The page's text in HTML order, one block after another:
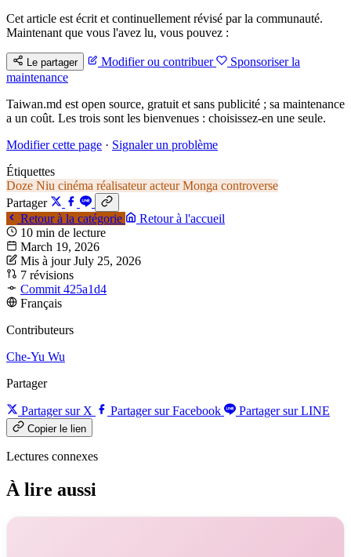
Cet article est écrit et continuellement révisé par la communauté.
Maintenant que vous l'avez lu, vous pouvez :
Le partager Modifier ou contribuer
Sponsoriser la
maintenance
Taiwan.md est open source, gratuit et sans publicité ; sa maintenance
a un coût. Les trois sont les bienvenues : choisissez-en une seule.
Modifier cette page · Signaler un problème
Étiquettes
Doze Niu cinéma réalisateuracteurMonga controverse
Partager
Retour à la catégorie
Retour à l'accueil
10 min de lecture
March 19, 2026
Mis à jour July 25, 2026
7 révisions
Commit 425a1d4
Français
Contributeurs
Che-Yu Wu
Partager
Partager sur X Partager sur Facebook Partager sur LINE
Copier le lien
Lectures connexes
À lire aussi